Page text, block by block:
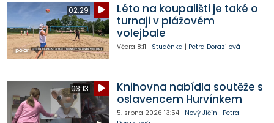
02:29
Léto na koupališti je také o
turnaji v plážovém
volejbale
Včera 8:11 | Studénka | Petra Dorazilová
03:13
Knihovna nabídla soutěže s
oslavencem Hurvínkem
5. srpna 2026 13:54| Nový Jičín | Petra